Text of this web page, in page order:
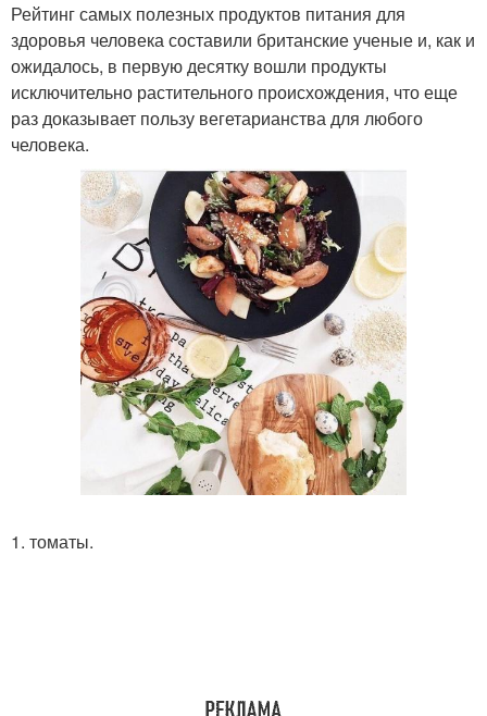
Рейтинг самых полезных продуктов питания для
здоровья человека составили британские ученые и, как и
ожидалось, в первую десятку вошли продукты
исключительно растительного происхождения, что еще
раз доказывает пользу вегетарианства для любого
человека.
1. томаты.